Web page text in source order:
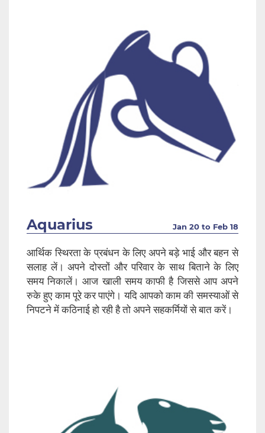
Aquarius Jan 20 to Feb 18
आर्थिक स्थिरता के प्रबंधन के लिए अपने बड़े भाई और बहन से
सलाह लें। अपने दोस्तों और परिवार के साथ बिताने के लिए
समय निकालें। आज खाली समय काफी है जिससे आप अपने
रुके हुए काम पूरे कर पाएंगे। यदि आपको काम की समस्याओं से
निपटने में कठिनाई हो रही है तो अपने सहकर्मियों से बात करें।